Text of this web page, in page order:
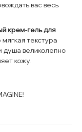
вас весь
крем-гель для
текстура
душа великолепно
кожу.